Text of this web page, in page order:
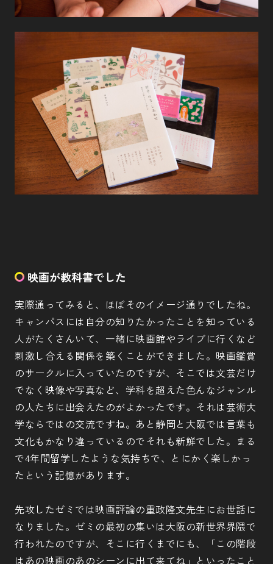
映画が教科書でした
実際通ってみると、ほぼそのイメージ通りでしたね。
キャンパスには自分の知りたかったことを知っている
人がたくさんいて、一緒に映画館やライブに行くなど
刺激し合える関係を築くことができました。映画鑑賞
のサークルに入っていたのですが、そこでは文芸だけ
でなく映像や写真など、学科を超えた色んなジャンル
の人たちに出会えたのがよかったです。それは芸術大
学ならではの交流ですね。あと静岡と大阪では言葉も
文化もかなり違っているのでそれも新鮮でした。まる
で4年間留学したような気持ちで、とにかく楽しかっ
たという記憶があります。
先攻したゼミでは映画評論の重政隆文先生にお世話に
なりました。ゼミの最初の集いは大阪の新世界界隈で
行われたのですが、そこに行くまでにも、「この階段
はあの映画のあのシーンに出て来てね」といったこと